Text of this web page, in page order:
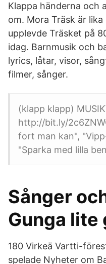
Klappa händerna och
om. Mora Träsk är
upplevde Träsket på
idag. Barnmusik och
lyrics, låtar, visor,
filmer, sånger.
(klapp klapp)
http://bit.ly/
fort man kan",
"Sparka med lilla
Sånger
Gunga lite
180 Virkeä Vartti-
spelade Nyheter om